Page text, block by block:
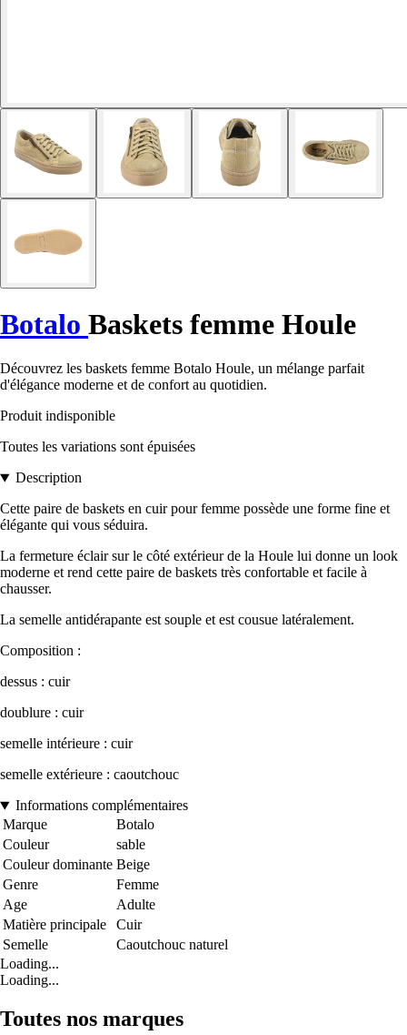
Botalo Baskets femme Houle
Découvrez les baskets femme Botalo Houle, un mélange parfait
d'élégance moderne et de confort au quotidien.
Produit indisponible
Toutes les variations sont épuisées
Description
Cette paire de baskets en cuir pour femme possède une forme fine et
élégante qui vous séduira.
La fermeture éclair sur le côté extérieur de la Houle lui donne un look
moderne et rend cette paire de baskets très confortable et facile à
chausser.
La semelle antidérapante est souple et est cousue latéralement.
Composition :
dessus : cuir
doublure : cuir
semelle intérieure : cuir
semelle extérieure : caoutchouc
Informations complémentaires
Marque
Botalo
Couleur
sable
Couleur dominante Beige
Genre
Femme
Age
Adulte
Matière principale
Cuir
Semelle
Caoutchouc naturel
Loading...
Loading...
Toutes nos marques